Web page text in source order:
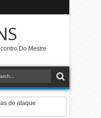
Do Mestre
de ataque